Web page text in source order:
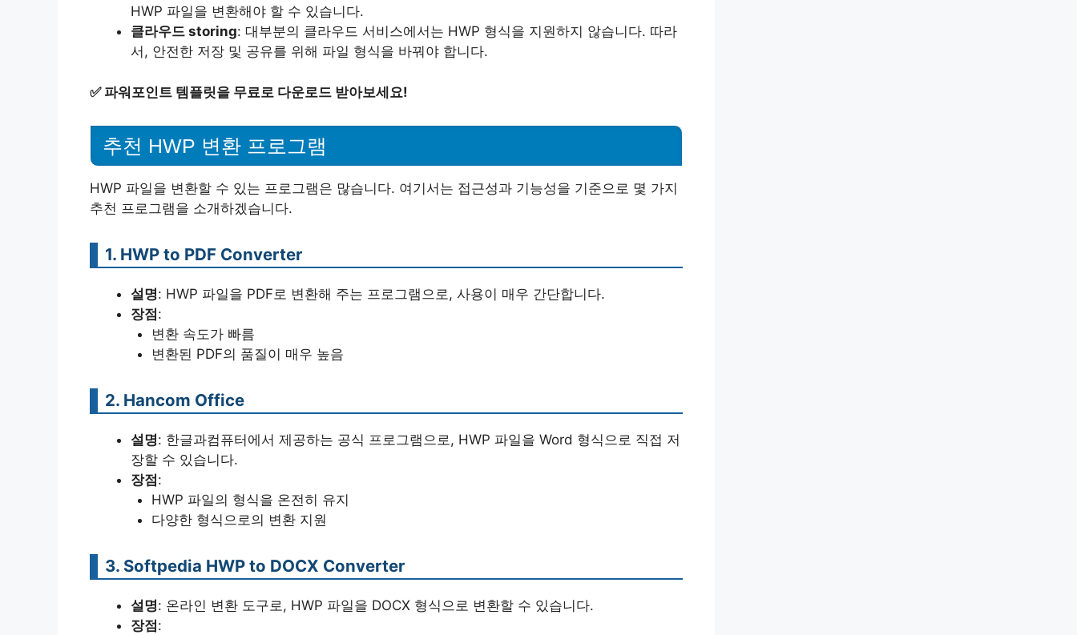
HWP 파일을 변환해야 할 수 있습니다.
클라우드 storing: 대부분의 클라우드 서비스에서는 HWP 형식을 지원하지 않습니다. 따라
서, 안전한 저장 및 공유를 위해 파일 형식을 바꿔야 합니다.
✅ 파워포인트 템플릿을 무료로 다운로드 받아보세요!
추천 HWP 변환 프로그램
HWP 파일을 변환할 수 있는 프로그램은 많습니다. 여기서는 접근성과 기능성을 기준으로 몇 가지
추천 프로그램을 소개하겠습니다.
1. HWP to PDF Converter
설명: HWP 파일을 PDF로 변환해 주는 프로그램으로, 사용이 매우 간단합니다.
장점 :
변환 속도가 빠름
변환된 PDF의 품질이 매우 높음
2. Hancom Office
설명: 한글과컴퓨터에서 제공하는 공식 프로그램으로, HWP 파일을 Word 형식으로 직접 저
장할 수 있습니다.
장점 :
HWP 파일의 형식을 온전히 유지
다양한 형식으로의 변환 지원
3. Softpedia HWP to DOCX Converter
설명: 온라인 변환 도구로, HWP 파일을 DOCX 형식으로 변환할 수 있습니다.
장점 :